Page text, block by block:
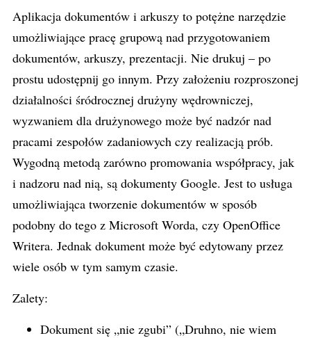
Aplikacja dokumentów i arkuszy to potężne narzędzie
umożliwiające pracę grupową nad przygotowaniem
dokumentów, arkuszy, prezentacji. Nie drukuj – po
prostu udostępnij go innym. Przy założeniu rozproszonej
działalności śródrocznej drużyny wędrowniczej,
wyzwaniem dla drużynowego może być nadzór nad
pracami zespołów zadaniowych czy realizacją prób.
Wygodną metodą zarówno promowania współpracy, jak
i nadzoru nad nią, są dokumenty Google. Jest to usługa
umożliwiająca tworzenie dokumentów w sposób
podobny do tego z Microsoft Worda, czy OpenOffice
Writera. Jednak dokument może być edytowany przez
wiele osób w tym samym czasie.
Zalety:
Dokument się „nie zgubi” („Druhno, nie wiem